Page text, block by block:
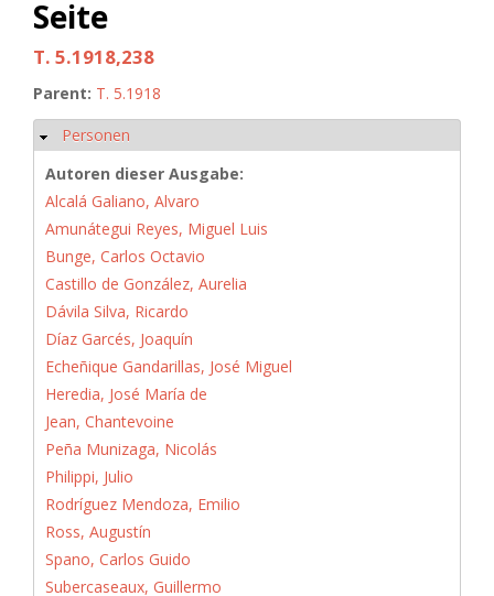
Seite
T. 5.1918,238
Parent: T. 5.1918
Ausblenden
Personen
Autoren dieser Ausgabe:
Alcalá Galiano, Alvaro
Amunátegui Reyes, Miguel Luis
Bunge, Carlos Octavio
Castillo de González, Aurelia
Dávila Silva, Ricardo
Díaz Garcés, Joaquín
Echeñique Gandarillas, José Miguel
Heredia, José María de
Jean, Chantevoine
Peña Munizaga, Nicolás
Philippi, Julio
Rodríguez Mendoza, Emilio
Ross, Augustín
Spano, Carlos Guido
Subercaseaux, Guillermo